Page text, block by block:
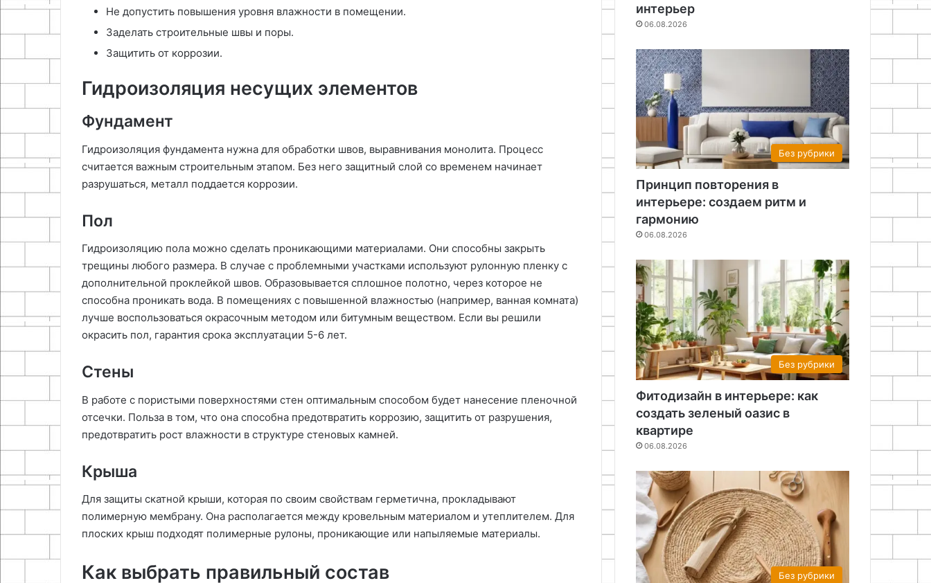
Не допустить повышения уровня влажности в помещении.
Заделать строительные швы и поры.
Защитить от коррозии.
Гидроизоляция несущих элементов
Фундамент
Гидроизоляция фундамента нужна для обработки швов, выравнивания монолита. Процесс
считается важным строительным этапом. Без него защитный слой со временем начинает
разрушаться, металл поддается коррозии.
Пол
Гидроизоляцию пола можно сделать проникающими материалами. Они способны закрыть
трещины любого размера. В случае с проблемными участками используют рулонную пленку с
дополнительной проклейкой швов. Образовывается сплошное полотно, через которое не
способна проникать вода. В помещениях с повышенной влажностью (например, ванная комната)
лучше воспользоваться окрасочным методом или битумным веществом. Если вы решили
окрасить пол, гарантия срока эксплуатации 5-6 лет.
Стены
В работе с пористыми поверхностями стен оптимальным способом будет нанесение пленочной
отсечки. Польза в том, что она способна предотвратить коррозию, защитить от разрушения,
предотвратить рост влажности в структуре стеновых камней.
Крыша
Для защиты скатной крыши, которая по своим свойствам герметична, прокладывают
полимерную мембрану. Она располагается между кровельным материалом и утеплителем. Для
плоских крыш подходят полимерные рулоны, проникающие или напыляемые материалы.
Как выбрать правильный состав
интерьер
06.08.2026
Без рубрики
Принцип повторения в
интерьере: создаем ритм и
гармонию
06.08.2026
Без рубрики
Фитодизайн в интерьере: как
создать зеленый оазис в
квартире
06.08.2026
Без рубрики